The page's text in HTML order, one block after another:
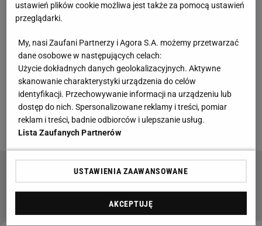
Świątek zresztą przez większość turnieju w Rzymie,
także rozgrywanym na mączce, czuła się jak ryba w
wodzie. Pokonała ją dopiero Elina Switolina w meczu
półfinałowym. Wgrzenaszej tenisistki czuć było
jednak wyraźną poprawę względem poprzednich
miesięcy. Teraz trzeba to przełożyć na ulubione
korty 24-latki.
Świątek faworytką Roland Garros. Roddick mówi
wprost. "Uważajcie"
ustawień plików cookie możliwa jest także za pomocą ustawień
przeglądarki.
My, nasi Zaufani Partnerzy i Agora S.A. możemy przetwarzać
dane osobowe w następujących celach:
Użycie dokładnych danych geolokalizacyjnych. Aktywne
skanowanie charakterystyki urządzenia do celów
identyfikacji. Przechowywanie informacji na urządzeniu lub
dostęp do nich. Spersonalizowane reklamy i treści, pomiar
reklam i treści, badnie odbiorców i ulepszanie usług.
Lista Zaufanych Partnerów
USTAWIENIA ZAAWANSOWANE
AKCEPTUJĘ